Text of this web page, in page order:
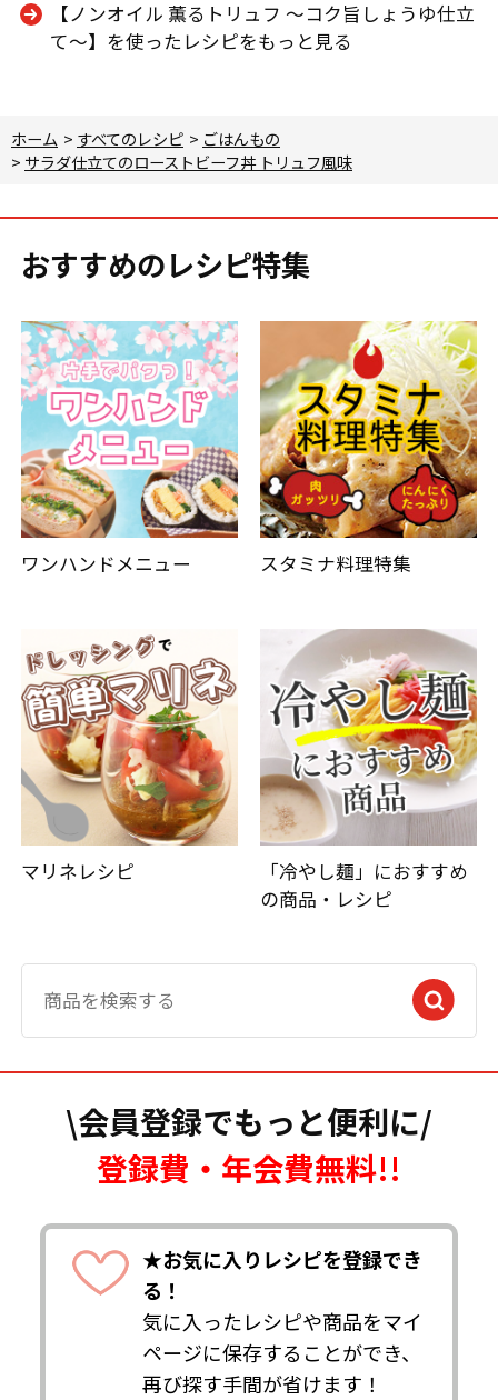
【ノンオイル 薫るトリュフ ～コク旨しょうゆ仕立
て～】を使ったレシピをもっと見る
ホーム > すべてのレシピ > ごはんもの
> サラダ仕立てのローストビーフ丼 トリュフ風味
おすすめのレシピ特集
ワンハンドメニュー スタミナ料理特集
マリネレシピ
「冷やし麺」におすすめ
の商品・レシピ
\会員登録でもっと便利に/
登録費・年会費無料!!
★お気に入りレシピを登録でき
る！
気に入ったレシピや商品をマイ
ページに保存することができ、
再び探す手間が省けます！